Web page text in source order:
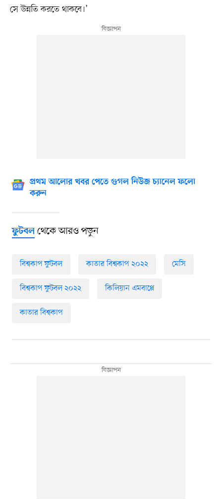
সে উন্নতি করতে থাকবে।’
প্রথম আলোর খবর পেতে গুগল নিউজ চ্যানেল ফলো
করুন
ফুটবলথেকে আরও পড়ুন
বিশ্বকাপ ফুটবল কাতার বিশ্বকাপ ২০২২ মেসি
বিশ্বকাপ ফুটবল ২০২২ কিলিয়ান এমবাপ্পে
কাতার বিশ্বকাপ